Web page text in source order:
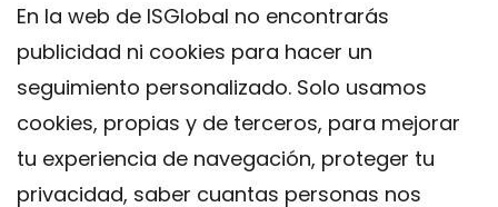
En la web de ISGlobal no encontrarás
publicidad ni cookies para hacer un
seguimiento personalizado. Solo usamos
cookies, propias y de terceros, para mejorar
tu experiencia de navegación, proteger tu
privacidad, saber cuantas personas nos